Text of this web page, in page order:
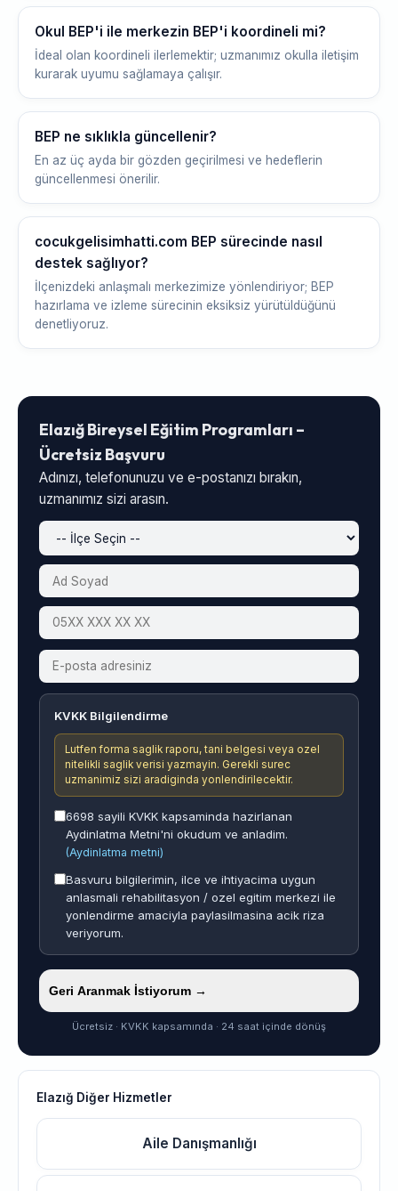
Okul BEP'i ile merkezin BEP'i koordineli mi?
İdeal olan koordineli ilerlemektir; uzmanımız okulla iletişim
kurarak uyumu sağlamaya çalışır.
BEP ne sıklıkla güncellenir?
En az üç ayda bir gözden geçirilmesi ve hedeflerin
güncellenmesi önerilir.
cocukgelisimhatti.com BEP sürecinde nasıl
destek sağlıyor?
İlçenizdeki anlaşmalı merkezimize yönlendiriyor; BEP
hazırlama ve izleme sürecinin eksiksiz yürütüldüğünü
denetliyoruz.
Elazığ Bireysel Eğitim Programları –
Ücretsiz Başvuru
Adınızı, telefonunuzu ve e-postanızı bırakın,
uzmanımız sizi arasın.
KVKK Bilgilendirme
Lutfen forma saglik raporu, tani belgesi veya ozel
nitelikli saglik verisi yazmayin. Gerekli surec
uzmanimiz sizi aradiginda yonlendirilecektir.
6698 sayili KVKK kapsaminda hazirlanan
Aydinlatma Metni'ni okudum ve anladim.
(Aydinlatma metni)
Basvuru bilgilerimin, ilce ve ihtiyacima uygun
anlasmali rehabilitasyon / ozel egitim merkezi ile
yonlendirme amaciyla paylasilmasina acik riza
veriyorum.
Geri Aranmak İstiyorum →
Ücretsiz · KVKK kapsamında · 24 saat içinde dönüş
Elazığ Diğer Hizmetler
Aile Danışmanlığı